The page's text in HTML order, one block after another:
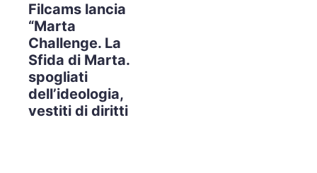
Filcams lancia
“Marta
Challenge. La
Sfida di Marta.
spogliati
dell’ideologia,
vestiti di diritti